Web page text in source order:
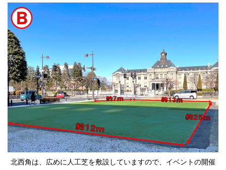
北西角は、広めに人工芝を敷設していますので、イベントの開催